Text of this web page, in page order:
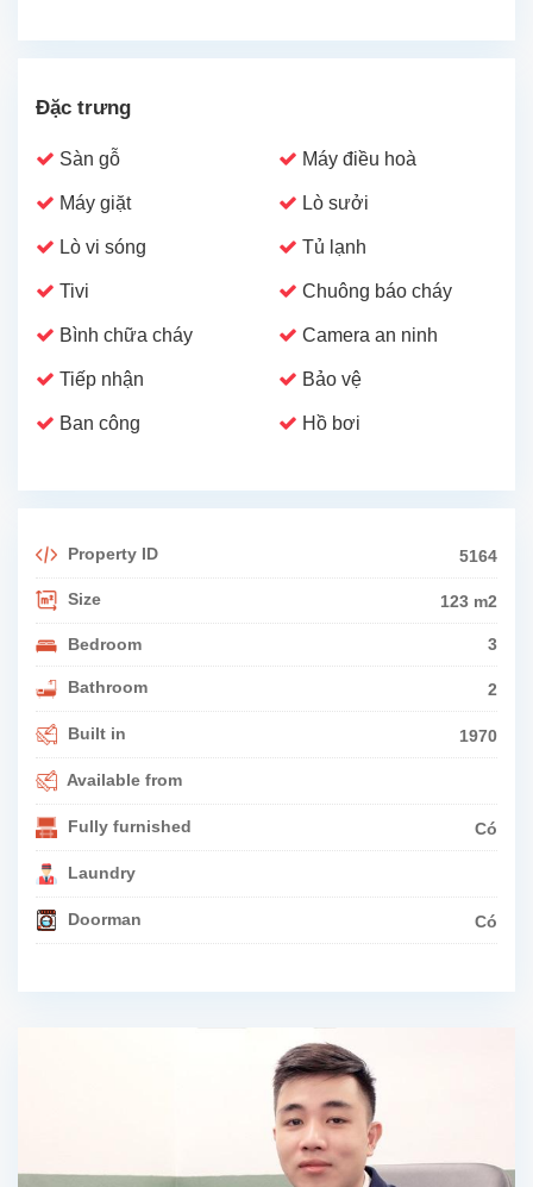
Đặc trưng
Sàn gỗ Máy điều hoà
Máy giặt Lò sưởi
Lò vi sóng Tủ lạnh
Tivi Chuông báo cháy
Bình chữa cháy Camera an ninh
Tiếp nhận Bảo vệ
Ban công Hồ bơi
Property ID 5164
Size 123 m2
Bedroom 3
Bathroom 2
Built in 1970
Available from
Fully furnished Có
Laundry
Doorman Có